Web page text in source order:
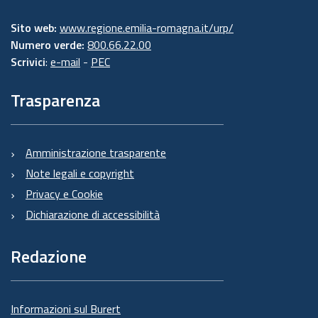
Sito web: www.regione.emilia-romagna.it/urp/
Numero verde: 800.66.22.00
Scrivici: e-mail - PEC
Trasparenza
Amministrazione trasparente
Note legali e copyright
Privacy e Cookie
Dichiarazione di accessibilità
Redazione
Informazioni sul Burert